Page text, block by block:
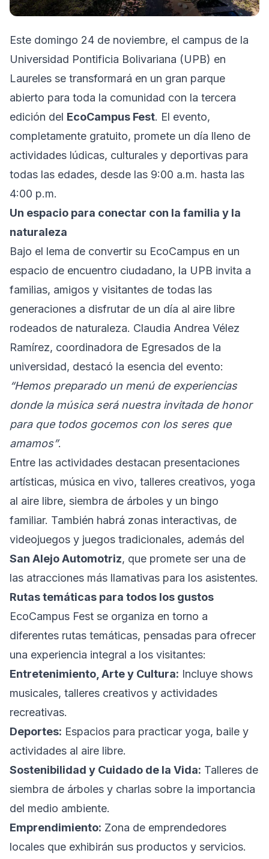
Este domingo 24 de noviembre, el campus de la
Universidad Pontificia Bolivariana (UPB) en
Laureles se transformará en un gran parque
abierto para toda la comunidad con la tercera
edición del EcoCampus Fest. El evento,
completamente gratuito, promete un día lleno de
actividades lúdicas, culturales y deportivas para
todas las edades, desde las 9:00 a.m. hasta las
4:00 p.m.
Un espacio para conectar con la familia y la
naturaleza
Bajo el lema de convertir su EcoCampus en un
espacio de encuentro ciudadano, la UPB invita a
familias, amigos y visitantes de todas las
generaciones a disfrutar de un día al aire libre
rodeados de naturaleza. Claudia Andrea Vélez
Ramírez, coordinadora de Egresados de la
universidad, destacó la esencia del evento:
“Hemos preparado un menú de experiencias
donde la música será nuestra invitada de honor
para que todos gocemos con los seres que
amamos”.
Entre las actividades destacan presentaciones
artísticas, música en vivo, talleres creativos, yoga
al aire libre, siembra de árboles y un bingo
familiar. También habrá zonas interactivas, de
videojuegos y juegos tradicionales, además del
San Alejo Automotriz, que promete ser una de
las atracciones más llamativas para los asistentes.
Rutas temáticas para todos los gustos
EcoCampus Fest se organiza en torno a
diferentes rutas temáticas, pensadas para ofrecer
una experiencia integral a los visitantes:
Entretenimiento, Arte y Cultura: Incluye shows
musicales, talleres creativos y actividades
recreativas.
Deportes: Espacios para practicar yoga, baile y
actividades al aire libre.
Sostenibilidad y Cuidado de la Vida: Talleres de
siembra de árboles y charlas sobre la importancia
del medio ambiente.
Emprendimiento: Zona de emprendedores
locales que exhibirán sus productos y servicios.